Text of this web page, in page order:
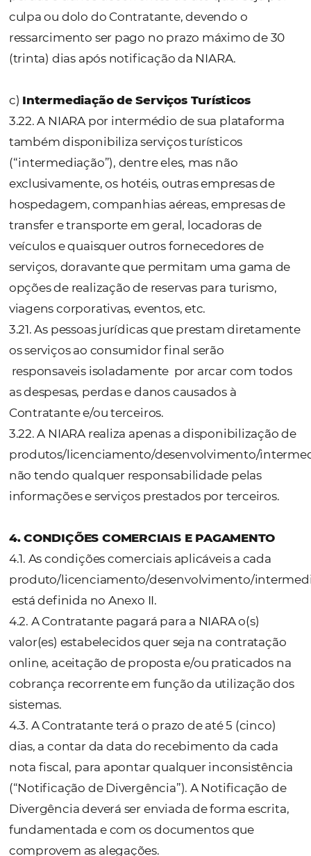
serviços, que não são de conhecimento
quem teve acesso mediante relação
mesmo após o término do contrato,
requerer indenização por todos os danos
causados na esfera cível e criminal.
3.17.A realização de atividades em datas
ou fora do horário padrão que estejam fora
escopo do projeto implicarão em revisão de
valores contratados visando manter o
contratual.
3.18. Qualquer desenvolvimento adicional,
objeto da contratação poderá ser realizada
que novos valores sejam acordados ou
assinatura de novo contrato para essa
3.19. A Contratante deverá indicar
empresa que a represente com autonomia
acompanhamento dos serviços, bem como
condições indispensáveis à boa realização e
continuidade dos mesmos.
3.20. Fornecer todas as informações, dados
materiais necessários à plena execução
contrato e disponibilizar profissionais de
quadro para participarem do trabalho
cronograma estabelecido, não sendo
responsabilidade qualquer terceiro
pela Licenciada e que de alguma forma
fazer parte desta relação, mesmo que
indiretamente.